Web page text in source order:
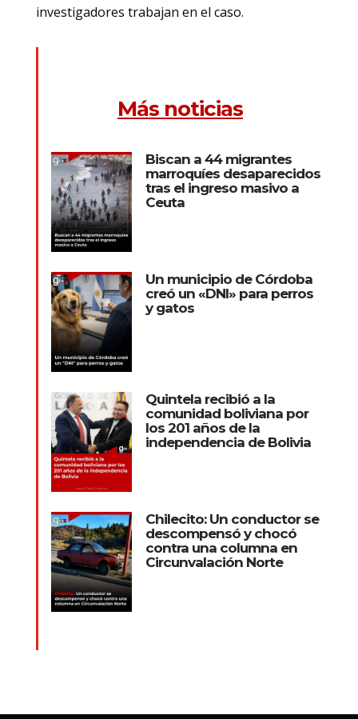
investigadores trabajan en el caso.
Más noticias
Biscan a 44 migrantes
marroquíes desaparecidos
tras el ingreso masivo a
Ceuta
Un municipio de Córdoba
creó un «DNI» para perros
y gatos
Quintela recibió a la
comunidad boliviana por
los 201 años de la
independencia de Bolivia
Chilecito: Un conductor se
descompensó y chocó
contra una columna en
Circunvalación Norte